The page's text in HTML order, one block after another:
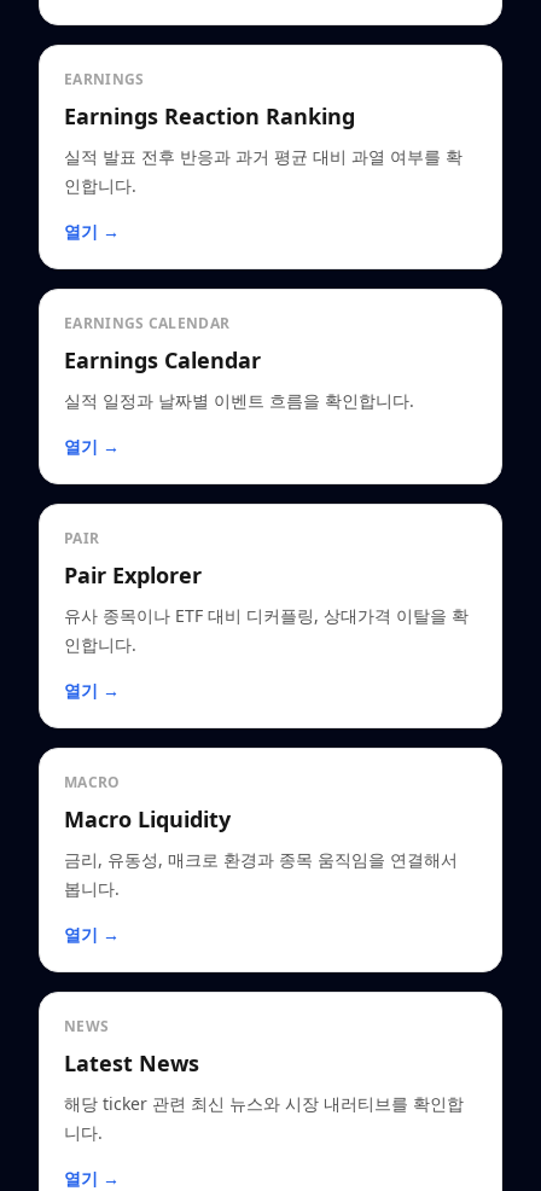
EARNINGS
Earnings Reaction Ranking
실적 발표 전후 반응과 과거 평균 대비 과열 여부를 확
인합니다.
열기 →
EARNINGS CALENDAR
Earnings Calendar
실적 일정과 날짜별 이벤트 흐름을 확인합니다.
열기 →
PAIR
Pair Explorer
유사 종목이나 ETF 대비 디커플링, 상대가격 이탈을 확
인합니다.
열기 →
MACRO
Macro Liquidity
금리, 유동성, 매크로 환경과 종목 움직임을 연결해서
봅니다.
열기 →
NEWS
Latest News
해당 ticker 관련 최신 뉴스와 시장 내러티브를 확인합
니다.
열기 →